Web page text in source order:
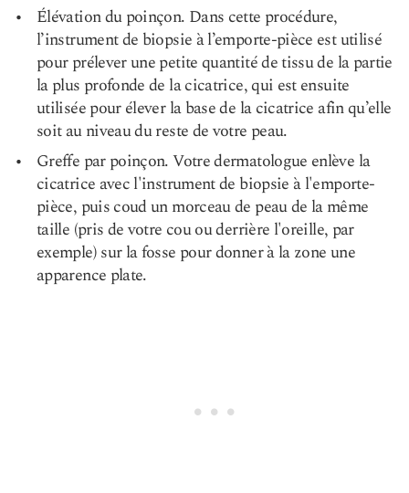
Élévation du poinçon. Dans cette procédure,
l’instrument de biopsie à l’emporte-pièce est utilisé
pour prélever une petite quantité de tissu de la partie
la plus profonde de la cicatrice, qui est ensuite
utilisée pour élever la base de la cicatrice afin qu’elle
soit au niveau du reste de votre peau.
Greffe par poinçon. Votre dermatologue enlève la
cicatrice avec l'instrument de biopsie à l'emporte-
pièce, puis coud un morceau de peau de la même
taille (pris de votre cou ou derrière l'oreille, par
exemple) sur la fosse pour donner à la zone une
apparence plate.